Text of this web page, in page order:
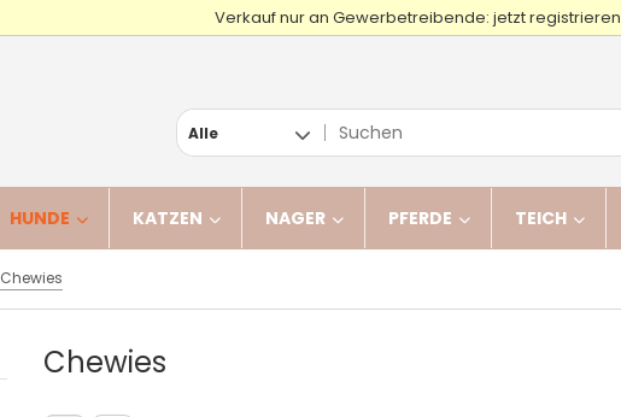
Verkauf nur an Gewerbetreibende: jetzt registrieren
Alle
HUNDE KATZEN NAGER PFERDE TEICH
Chewies
Chewies